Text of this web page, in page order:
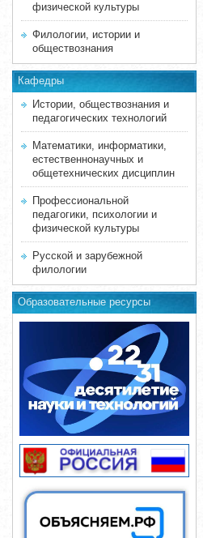
физической культуры
Филологии, истории и
обществознания
Кафедры
Истории, обществознания и
педагогических технологий
Математики, информатики,
естественнонаучных и
общетехнических дисциплин
Профессиональной
педагогики, психологии и
физической культуры
Русской и зарубежной
филологии
Образовательные ресурсы